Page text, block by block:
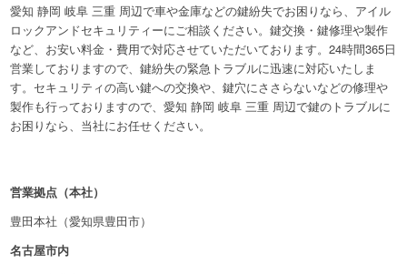
愛知 静岡 岐阜 三重 周辺で車や金庫などの鍵紛失でお困りなら、アイル
ロックアンドセキュリティーにご相談ください。鍵交換・鍵修理や製作
など、お安い料金・費用で対応させていただいております。24時間365日
営業しておりますので、鍵紛失の緊急トラブルに迅速に対応いたしま
す。セキュリティの高い鍵への交換や、鍵穴にささらないなどの修理や
製作も行っておりますので、愛知 静岡 岐阜 三重 周辺で鍵のトラブルに
お困りなら、当社にお任せください。
営業拠点（本社）
豊田本社（愛知県豊田市）
名古屋市内